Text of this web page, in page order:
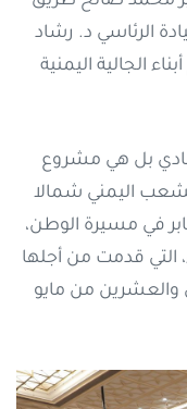
الرئاسي د. رشاد
الجالية اليمنية
بل هي مشروع
اليمني شمالا
في مسيرة الوطن،
التي قدمت من أجلها
والعشرين من مايو